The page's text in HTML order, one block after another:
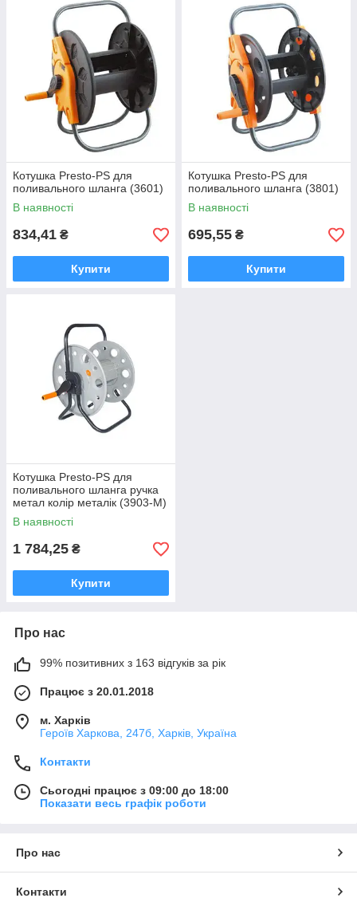
Котушка Presto-PS для
поливального шланга (3601)
В наявності
834,41 ₴
Купити
Котушка Presto-PS для
поливального шланга (3801)
В наявності
695,55 ₴
Купити
Котушка Presto-PS для
поливального шланга ручка
метал колір металік (3903-M)
В наявності
1 784,25 ₴
Купити
Про нас
99% позитивних з 163 відгуків за рік
Працює з 20.01.2018
м. Харків
Героїв Харкова, 247б, Харків, Україна
Контакти
Сьогодні працює з 09:00 до 18:00
Показати весь графік роботи
Про нас
Контакти